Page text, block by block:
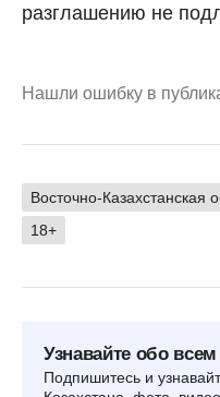
разглашению не
Нашли ошибку в
Восточно-Казахстанская
18+
Узнавайте обо
Подпишитесь и